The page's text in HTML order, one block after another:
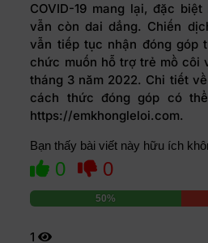
COVID-19 mang lại, đặc
vẫn còn dai dẳng. Chiến
vẫn tiếp tục nhận đóng góp
chức muốn hỗ trợ trẻ mồ côi
tháng 3 năm 2022. Chi tiết
cách thức đóng góp có
https://emkhongleloi.com.
Bạn thấy bài viết này hữu ích
0 0
50%
1